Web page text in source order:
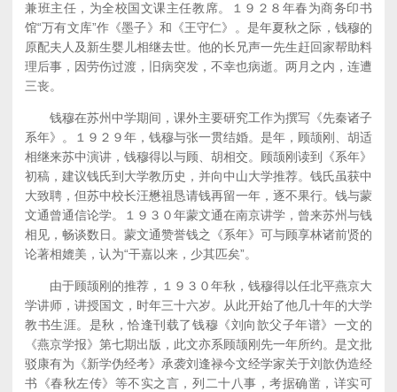
兼班主任，为全校国文课主任教席。１９２８年春为商务印书
馆“万有文库”作《墨子》和《王守仁》。是年夏秋之际，钱穆的
原配夫人及新生婴儿相继去世。他的长兄声一先生赶回家帮助料
理后事，因劳伤过渡，旧病突发，不幸也病逝。两月之内，连遭
三丧。
钱穆在苏州中学期间，课外主要研究工作为撰写《先秦诸子
系年》。１９２９年，钱穆与张一贯结婚。是年，顾颉刚、胡适
相继来苏中演讲，钱穆得以与顾、胡相交。顾颉刚读到《系年》
初稿，建议钱氏到大学教历史，并向中山大学推荐。钱氏虽获中
大致聘，但苏中校长汪懋祖恳请钱再留一年，逐不果行。钱与蒙
文通曾通信论学。１９３０年蒙文通在南京讲学，曾来苏州与钱
相见，畅谈数日。蒙文通赞誉钱之《系年》可与顾享林诸前贤的
论著相媲美，认为“干嘉以来，少其匹矣”。
由于顾颉刚的推荐，１９３０年秋，钱穆得以任北平燕京大
学讲师，讲授国文，时年三十六岁。从此开始了他几十年的大学
教书生涯。是秋，恰逢刊载了钱穆《刘向歆父子年谱》一文的
《燕京学报》第七期出版，此文亦系顾颉刚先一年所约。是文批
驳康有为《新学伪经考》承袭刘逢禄今文经学家关于刘歆伪造经
书《春秋左传》等不实之言，列二十八事，考据确凿，详实可